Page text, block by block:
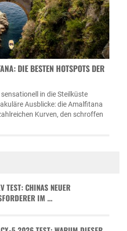
DIE BESTEN HOTSPOTS DER A
in die Steilküste
Ausblicke: die Amalfitana
Kurven, den schroffen
TEST: CHINAS NEUER
IM …